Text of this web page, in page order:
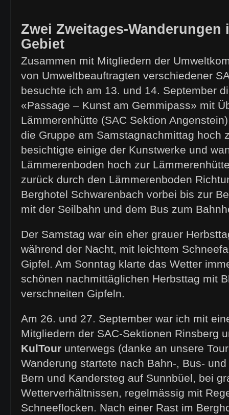
Zwei Zweitages-Wanderungen
Gebiet
Zusammen mit Mitgliedern der
von Umweltbeauftragten verschiedener
besuchte ich am 13. und 14. September
«Passage – Kunst am Gemmipass» mit
Lämmerenhütte (SAC Sektion
die Gruppe am Samstagnachmittag hoch
besichtigte einige der Kunstwerke und
Lämmerenboden hoch zur
zurück durch den Lämmerenboden
Berghotel Schwarenbach vorbei bis zur
mit der Seilbahn und dem Bus zum
Der Samstag war ein eher grauer
während der Nacht, mit leichtem
Gipfel. Am Sonntag klarte das Wetter
schönen nachmittäglichen Herbsttag mit
verschneiten Gipfeln.
Am 26. und 27. September war ich mit
Mitgliedern der SAC-Sektionen Rinsberg
KulTour unterwegs (danke an unsere
Wanderung startete nach Bahn-, Bus-
Bern und Kandersteg auf Sunnbüel, bei
Wetterverhältnissen, regelmässig mit
Schneeflocken. Nach einer Rast im